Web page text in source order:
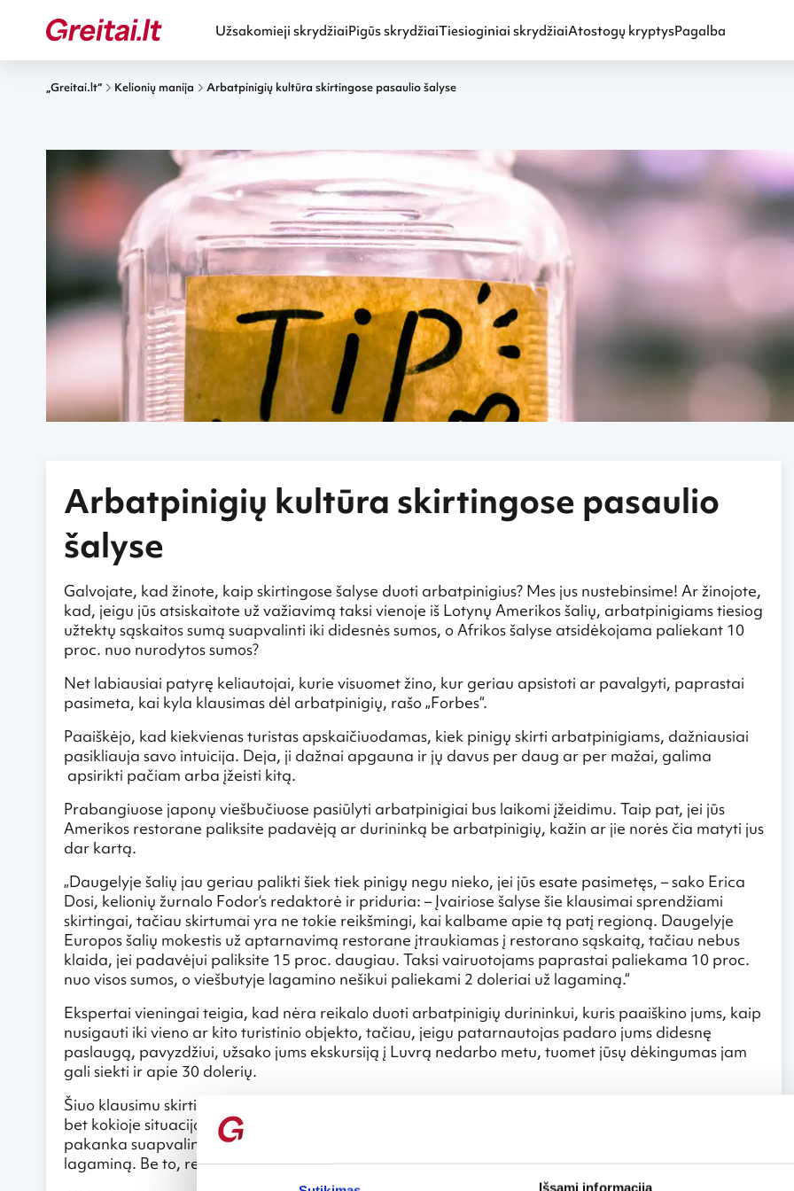
Išsami informacija
Užsakomieji skrydžiaiPigūs skrydžiaiTiesioginiai skrydžiaiAtostogų kryptysPagalba
„Greitai.lt“ Kelionių manija Arbatpinigių kultūra skirtingose pasaulio šalyse
Arbatpinigių kultūra skirtingose pasaulio
šalyse
Galvojate, kad žinote, kaip skirtingose šalyse duoti arbatpinigius? Mes jus nustebinsime! Ar žinojote,
kad, jeigu jūs atsiskaitote už važiavimą taksi vienoje iš Lotynų Amerikos šalių, arbatpinigiams tiesiog
užtektų sąskaitos sumą suapvalinti iki didesnės sumos, o Afrikos šalyse atsidėkojama paliekant 10
proc. nuo nurodytos sumos?
Net labiausiai patyrę keliautojai, kurie visuomet žino, kur geriau apsistoti ar pavalgyti, paprastai
pasimeta, kai kyla klausimas dėl arbatpinigių, rašo „Forbes“.
Paaiškėjo, kad kiekvienas turistas apskaičiuodamas, kiek pinigų skirti arbatpinigiams, dažniausiai
pasikliauja savo intuicija. Deja, ji dažnai apgauna ir jų davus per daug ar per mažai, galima
apsirikti pačiam arba įžeisti kitą.
Prabangiuose japonų viešbučiuose pasiūlyti arbatpinigiai bus laikomi įžeidimu. Taip pat, jei jūs
Amerikos restorane paliksite padavėją ar durininką be arbatpinigių, kažin ar jie norės čia matyti jus
dar kartą.
„Daugelyje šalių jau geriau palikti šiek tiek pinigų negu nieko, jei jūs esate pasimetęs, – sako Erica
Dosi, kelionių žurnalo Fodor‘s redaktorė ir priduria: – Įvairiose šalyse šie klausimai sprendžiami
skirtingai, tačiau skirtumai yra ne tokie reikšmingi, kai kalbame apie tą patį regioną. Daugelyje
Europos šalių mokestis už aptarnavimą restorane įtraukiamas į restorano sąskaitą, tačiau nebus
klaida, jei padavėjui paliksite 15 proc. daugiau. Taksi vairuotojams paprastai paliekama 10 proc.
nuo visos sumos, o viešbutyje lagamino nešikui paliekami 2 doleriai už lagaminą.“
Ekspertai vieningai teigia, kad nėra reikalo duoti arbatpinigių durininkui, kuris paaiškino jums, kaip
nusigauti iki vieno ar kito turistinio objekto, tačiau, jeigu patarnautojas padaro jums didesnę
paslaugą, pavyzdžiui, užsako jums ekskursiją į Luvrą nedarbo metu, tuomet jūsų dėkingumas jam
gali siekti ir apie 30 dolerių.
Šiuo klausimu skirtingose Azijos šalyse taisyklės gali skirtis. Arbatpinigiai Japonijoje laikomi įžeidimu
bet kokioje situacijoje. Kinijoje paliekama 3 proc. arbatpinigių nuo restorano sąskaitos. Honkonge
pakanka suapvalinti sąskaitos sumą. Kinijos ir Honkongo viešbučiuose įprasta palikti 2-3 dolerius už
lagaminą. Be to, reikia atminti, kad suma turėtų padidėti atsižvelgiant į prašymo sudėtingumą.